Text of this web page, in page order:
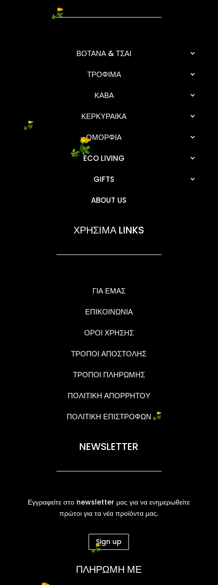
ΒΟΤΑΝΑ & ΤΣΑΙ
ΤΡΟΦΙΜΑ
ΚΑΒΑ
ΚΕΡΚΥΡΑΙΚΑ
ΟΜΟΡΦΙΑ
ECO LIVING
GIFTS
ABOUT US
ΧΡΗΣΙΜΑ LINKS
ΓΙΑ ΕΜΑΣ
ΕΠΙΚΟΙΝΩΝΙΑ
ΟΡΟΙ ΧΡΗΣΗΣ
ΤΡΟΠΟΙ ΑΠΟΣΤΟΛΗΣ
ΤΡΟΠΟΙ ΠΛΗΡΩΜΗΣ
ΠΟΛΙΤΙΚΗ ΑΠΟΡΡΗΤΟΥ
ΠΟΛΙΤΙΚΗ ΕΠΙΣΤΡΟΦΩΝ
NEWSLETTER
Εγγραφείτε στο newsletter μας για να ενημερωθείτε
πρώτοι για τα νέα προϊόντα μας.
Sign up
ΠΛΗΡΩΜΗ ΜΕ